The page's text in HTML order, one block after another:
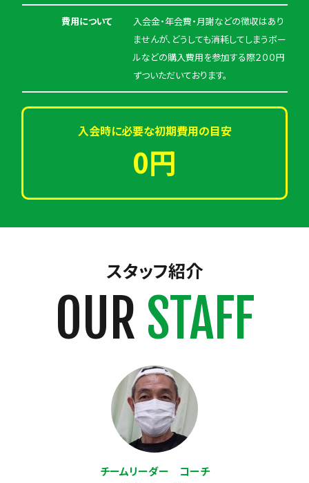
費用について
入会金・年会費・月謝などの徴収はあり
ませんが、どうしても消耗してしまうボー
ルなどの購入費用を参加する際２００円
ずついただいております。
入会時に必要な初期費用の目安
0円
スタッフ紹介
OUR STAFF
チームリーダー コーチ